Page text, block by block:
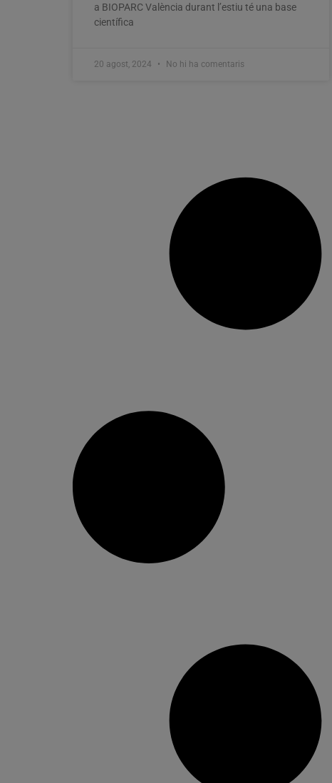
a BIOPARC València durant l’estiu té una base
científica
20 agost, 2024 No hi ha comentaris